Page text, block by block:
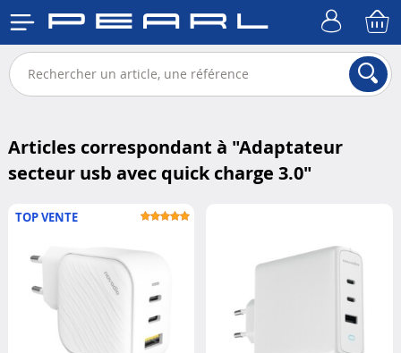
Articles correspondant à "Adaptateur
secteur usb avec quick charge 3.0"
TOP VENTE